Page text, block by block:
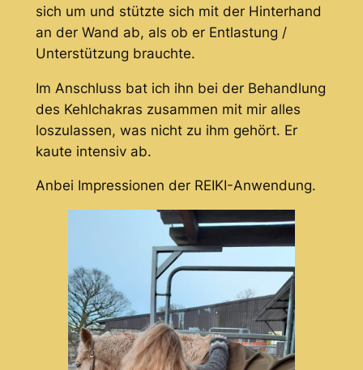
sich um und stützte sich mit der Hinterhand
an der Wand ab, als ob er Entlastung /
Unterstützung brauchte.
Im Anschluss bat ich ihn bei der Behandlung
des Kehlchakras zusammen mit mir alles
loszulassen, was nicht zu ihm gehört. Er
kaute intensiv ab.
Anbei Impressionen der REIKI-Anwendung.